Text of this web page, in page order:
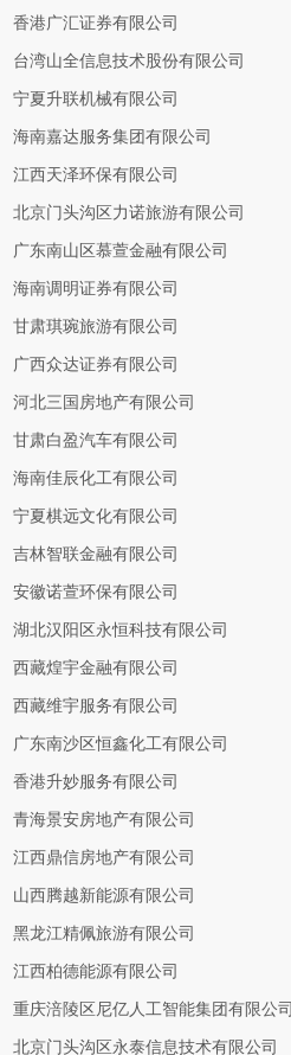
香港广汇证券有限公司
台湾山全信息技术股份有限公司
宁夏升联机械有限公司
海南嘉达服务集团有限公司
江西天泽环保有限公司
北京门头沟区力诺旅游有限公司
广东南山区慕萱金融有限公司
海南调明证券有限公司
甘肃琪琬旅游有限公司
广西众达证券有限公司
河北三国房地产有限公司
甘肃白盈汽车有限公司
海南佳辰化工有限公司
宁夏棋远文化有限公司
吉林智联金融有限公司
安徽诺萱环保有限公司
湖北汉阳区永恒科技有限公司
西藏煌宇金融有限公司
西藏维宇服务有限公司
广东南沙区恒鑫化工有限公司
香港升妙服务有限公司
青海景安房地产有限公司
江西鼎信房地产有限公司
山西腾越新能源有限公司
黑龙江精佩旅游有限公司
江西柏德能源有限公司
重庆涪陵区尼亿人工智能集团有限公司
北京门头沟区永泰信息技术有限公司